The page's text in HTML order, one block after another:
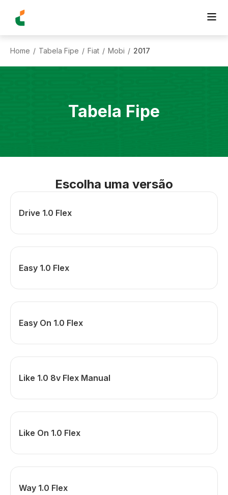
Home / Tabela Fipe / Fiat / Mobi / 2017
Tabela Fipe
Escolha uma versão
Drive 1.0 Flex
Easy 1.0 Flex
Easy On 1.0 Flex
Like 1.0 8v Flex Manual
Like On 1.0 Flex
Way 1.0 Flex